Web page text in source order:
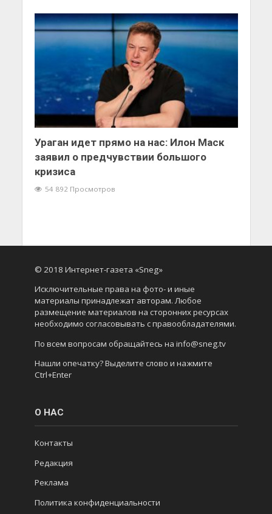
Ураган идет прямо на нас: Илон Маск
заявил о предчувствии большого
кризиса
54 892 Просмотров
© 2018 Интернет-газета «Sneg»
Исключительные права на фото- и иные
материалы принадлежат авторам. Любое
размещение материалов на сторонних ресурсах
необходимо согласовывать с правообладателями.
По всем вопросам обращайтесь на info@sneg.tv
Нашли опечатку? Выделите слово и нажмите
Ctrl+Enter
О НАС
Контакты
Редакция
Реклама
Политика конфиденциальности